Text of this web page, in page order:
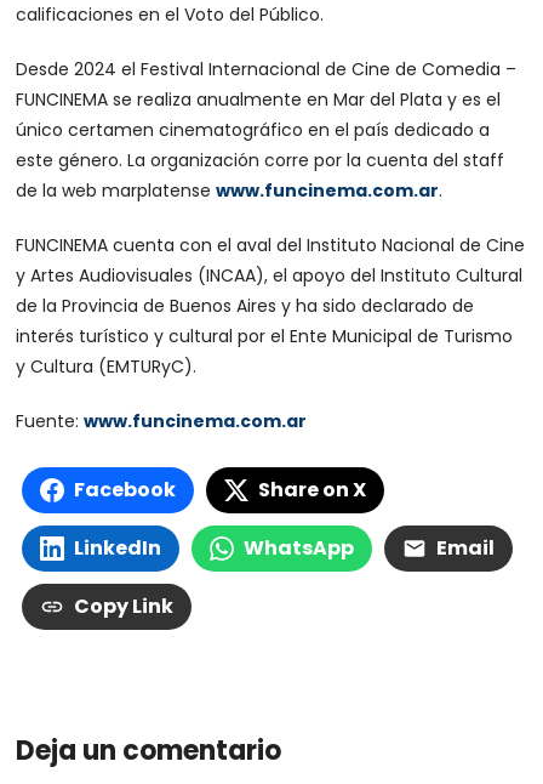
calificaciones en el Voto del Público.
Desde 2024 el Festival Internacional de Cine de Comedia –
FUNCINEMA se realiza anualmente en Mar del Plata y es el
único certamen cinematográfico en el país dedicado a
este género. La organización corre por la cuenta del staff
de la web marplatensewww.funcinema.com.ar.
FUNCINEMA cuenta con el aval del Instituto Nacional de Cine
y Artes Audiovisuales (INCAA), el apoyo del Instituto Cultural
de la Provincia de Buenos Aires y ha sido declarado de
interés turístico y cultural por el Ente Municipal de Turismo
y Cultura (EMTURyC).
Fuente:www.funcinema.com.ar
Facebook Share on X
LinkedIn WhatsApp Email
Copy Link
Deja un comentario